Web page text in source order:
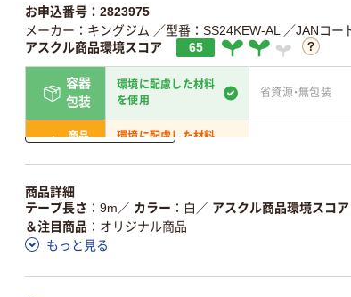
お申込番号：2823975
メーカー：キングジム ／型番：SS24KEW-AL ／JANコー
アスクル商品環境スコア
65
容器
包装
環境に配慮した材料
を使用
省資源・無包装
商品
環境に配慮した材料
仕組
がある
ている
この商品の環境配慮ポイントです。詳しくはページ下部の
ア詳細／加点項目
詳しく見る
商品詳細
テープ長さ
9m ／ カラー 白 ／ アスクル商品環境スコア
＆注目商品
オリジナル商品
もっと見る